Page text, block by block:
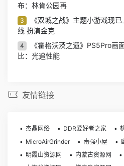
布：林肯公园再
3
《双城之战》主题小游戏现已
线 扮演金克
4
《霍格沃茨之遗》PS5Pro画
比：光追性能
6
医学爱好者狂喜：UP主把医学
吗？
我们盘点了近期火热的国产单
游戏！《琉隐
友情链接
杰晶网络 DDR爱好者之家
MicroAirGrinder
南强小屋
明霞山资源网
内蒙古资源网